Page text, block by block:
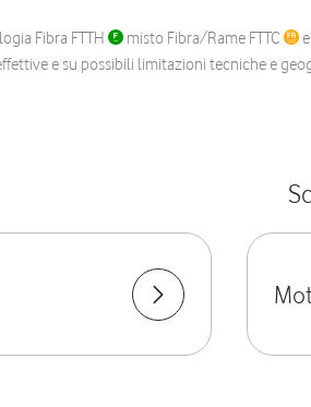
Fibra FTTH misto Fibra/Rame FTTC
e su possibili limitazioni tecniche e